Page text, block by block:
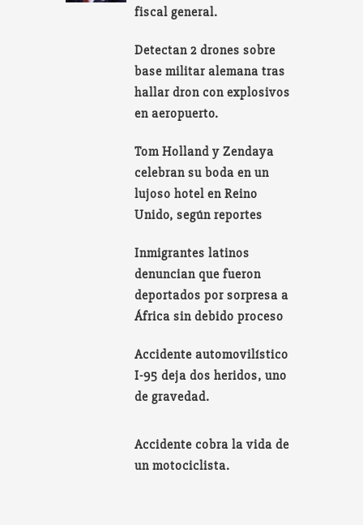
fiscal general.
Detectan 2 drones sobre
base militar alemana tras
hallar dron con explosivos
en aeropuerto.
Tom Holland y Zendaya
celebran su boda en un
lujoso hotel en Reino
Unido, según reportes
Inmigrantes latinos
denuncian que fueron
deportados por sorpresa a
África sin debido proceso
Accidente automovilístico
I-95 deja dos heridos, uno
de gravedad.
Accidente cobra la vida de
un motociclista.